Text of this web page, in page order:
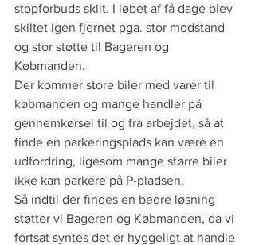
stopforbuds skilt. I løbet af få dage blev
skiltet igen fjernet pga. stor modstand
og stor støtte til Bageren og
Købmanden.
Der kommer store biler med varer til
købmanden og mange handler på
gennemkørsel til og fra arbejdet, så at
finde en parkeringsplads kan være en
udfordring, ligesom mange større biler
ikke kan parkere på P-pladsen.
Så indtil der findes en bedre løsning
støtter vi Bageren og Købmanden, da vi
fortsat syntes det er hyggeligt at handle